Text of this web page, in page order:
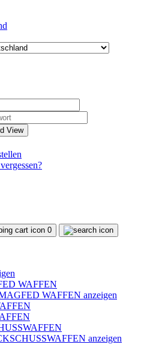
View
0
WAFFEN
WAFFEN anzeigen
anzeigen